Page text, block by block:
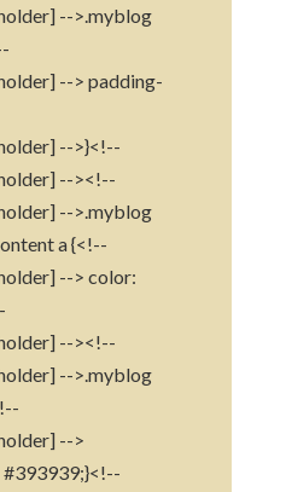
-->.myblog
--> padding-
-->}<!--
--><!--
-->.myblog
a {<!--
--> color:
--><!--
-->.myblog
-->